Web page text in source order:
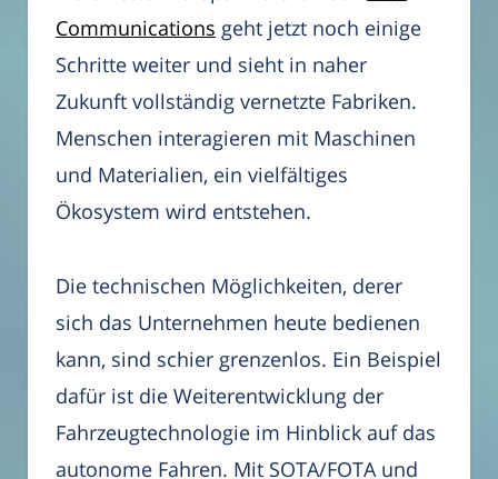
Communications geht jetzt noch einige
Schritte weiter und sieht in naher
Zukunft vollständig vernetzte Fabriken.
Menschen interagieren mit Maschinen
und Materialien, ein vielfältiges
Ökosystem wird entstehen.
Die technischen Möglichkeiten, derer
sich das Unternehmen heute bedienen
kann, sind schier grenzenlos. Ein Beispiel
dafür ist die Weiterentwicklung der
Fahrzeugtechnologie im Hinblick auf das
autonome Fahren. Mit SOTA/FOTA und